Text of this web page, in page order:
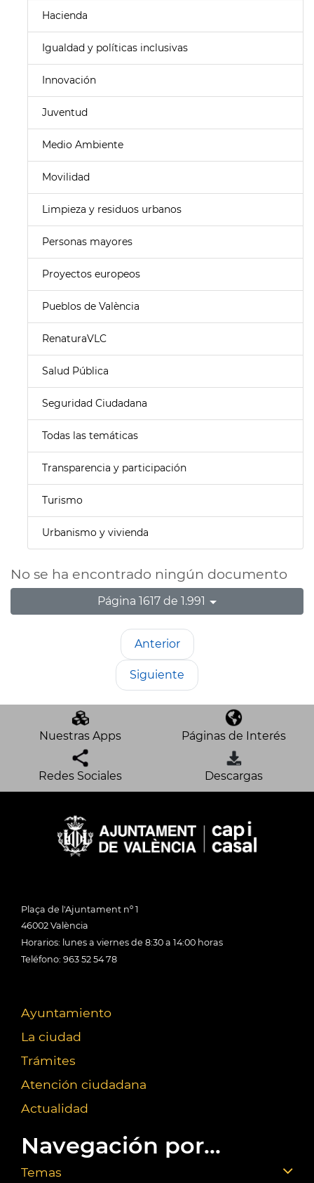
Hacienda
Igualdad y políticas inclusivas
Innovación
Juventud
Medio Ambiente
Movilidad
Limpieza y residuos urbanos
Personas mayores
Proyectos europeos
Pueblos de València
RenaturaVLC
Salud Pública
Seguridad Ciudadana
Todas las temáticas
Transparencia y participación
Turismo
Urbanismo y vivienda
No se ha encontrado ningún documento
Página 1617 de 1.991
Anterior
Siguiente
Nuestras Apps Páginas de Interés
Redes Sociales Descargas
Plaça de l'Ajuntament nº 1
46002 València
Horarios: lunes a viernes de 8:30 a 14:00 horas
Teléfono: 963 52 54 78
Ayuntamiento
La ciudad
Trámites
Atención ciudadana
Actualidad
Navegación por...
Temas